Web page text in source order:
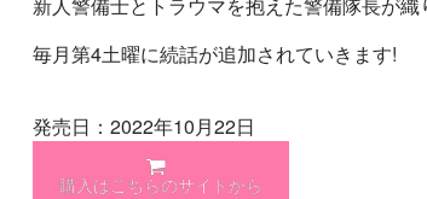
新人警備士とトラウマを抱えた警備隊長が
毎月第4土曜に続話が追加されていきます!
発売日：2022年10月22日
購入はこちらのサイトから